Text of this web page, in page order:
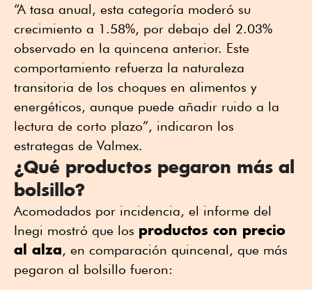
“A tasa anual, esta categoría moderó su
crecimiento a 1.58%, por debajo del 2.03%
observado en la quincena anterior. Este
comportamiento refuerza la naturaleza
transitoria de los choques en alimentos y
energéticos, aunque puede añadir ruido a la
lectura de corto plazo”, indicaron los
estrategas de Valmex.
¿Qué productos pegaron más al
bolsillo?
Acomodados por incidencia, el informe del
Inegi mostró que los productos con precio
al alza, en comparación quincenal, que más
pegaron al bolsillo fueron: